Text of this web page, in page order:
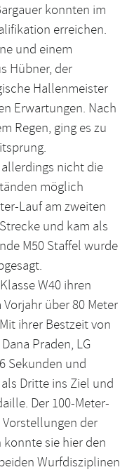
konnten im
erreichen.
und einem
Hübner, der
Hallenmeister
Erwartungen. Nach
Regen, ging es zu
nicht die
möglich
Lauf am zweiten
und kam als
M50 Staffel wurde
W40 ihren
über 80 Meter
ihrer Bestzeit von
Praden, LG
Sekunden und
Dritte ins Ziel und
Der 100-Meter-
der
konnte sie hier den
Wurfdisziplinen